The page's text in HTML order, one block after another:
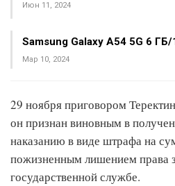
Июн 11, 2024
Samsung Galaxy A54 5G 6
Мар 10, 2024
29 ноября приговором
он признан виновным в
наказанию в виде штрафа на
пожизненным лишением права
государственной службе.